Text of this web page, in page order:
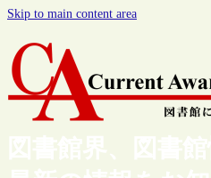
Skip to main content area
図書館界、図書